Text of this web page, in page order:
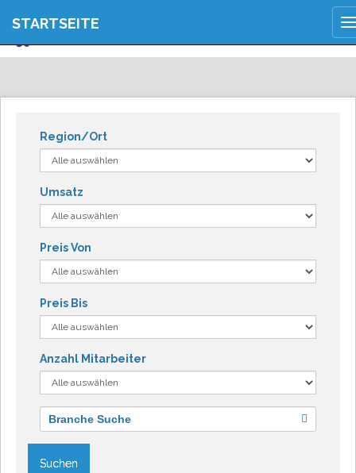
JETZT ANMELDEN
REGISTRIEREN
Region/Ort
Umsatz
Preis Von
Preis Bis
Anzahl Mitarbeiter
Branche Suche
Suchen
STARTSEITE